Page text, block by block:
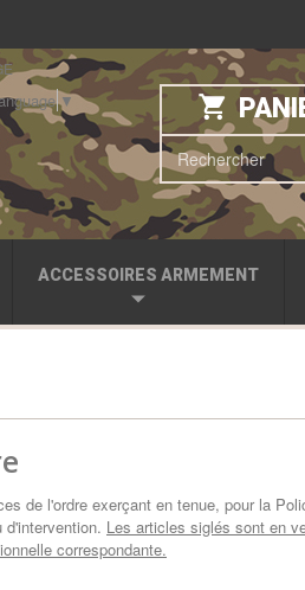
ACCESSOIRES ARMEMENT
▼
de l'ordre exerçant en tenue, pour la
Les articles siglés sont en
correspondante.